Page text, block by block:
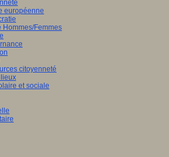
européenne
Hommes/Femmes
citoyenneté
et sociale